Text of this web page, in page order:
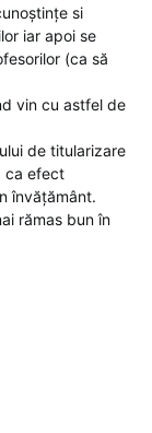
si
iar apoi se
(ca să
vin cu astfel de
de titularizare
ca efect
învățământ.
rămas bun în